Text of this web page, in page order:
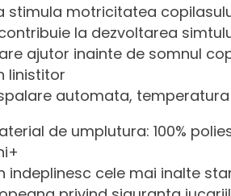
stimula motricitatea
la dezvoltarea
ajutor inainte de somnul
linistitor
automata,
de umplutura: 100%
indeplinesc cele mai inalte